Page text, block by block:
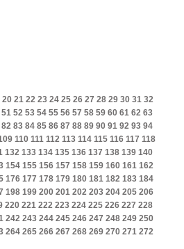
20 21 22 23 24 25 26 27 28 29 30 31 32
51 52 53 54 55 56 57 58 59 60 61 62 63
82 83 84 85 86 87 88 89 90 91 92 93 94
110 111 112 113 114 115 116 117 118
132 133 134 135 136 137 138 139 140
154 155 156 157 158 159 160 161 162
176 177 178 179 180 181 182 183 184
198 199 200 201 202 203 204 205 206
220 221 222 223 224 225 226 227 228
242 243 244 245 246 247 248 249 250
264 265 266 267 268 269 270 271 272